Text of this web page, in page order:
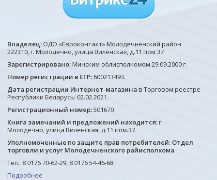
Владелец:ОДО «Евроконтакт» Молодечненский район
222310, г. Молодечно, улица Виленская, д.11 пом.37
Зарегистрировано:Минским облисполкомом 29.09.2000 г.
Номер регистрации в ЕГР: 600213493.
Дата регистрации Интернет-магазина в Торговом реестре
Республики Беларусь: 02.02.2021.
Регистрационный номер:501670
Книга замечаний и предложений находится:г.
Молодечно, улица Виленская, д.11 пом.37.
Уполномоченные по защите прав потребителей: Отдел
торговли и услуг Молодечненского райисполкома
Тел.: 8 0176 70-62-29, 8 0176 54-46-68
Подробнее